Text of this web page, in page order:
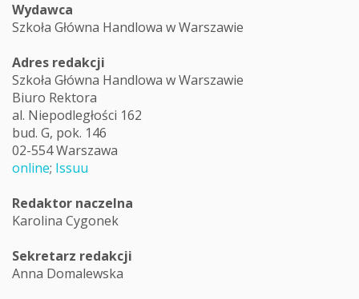
Wydawca
Szkoła Główna Handlowa w Warszawie
Adres redakcji
Szkoła Główna Handlowa w Warszawie
Biuro Rektora
al. Niepodległości 162
bud. G, pok. 146
02-554 Warszawa
online; Issuu
Redaktor naczelna
Karolina Cygonek
Sekretarz redakcji
Anna Domalewska